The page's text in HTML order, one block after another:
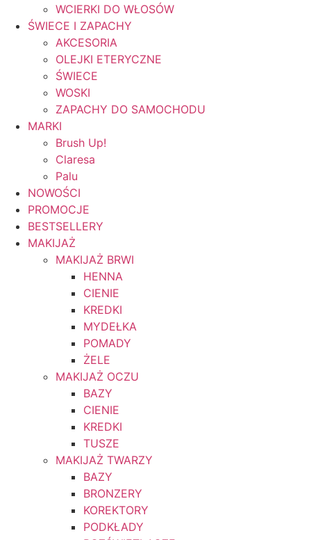
WCIERKI DO WŁOSÓW
ŚWIECE I ZAPACHY
AKCESORIA
OLEJKI ETERYCZNE
ŚWIECE
WOSKI
ZAPACHY DO SAMOCHODU
MARKI
Brush Up!
Claresa
Palu
NOWOŚCI
PROMOCJE
BESTSELLERY
MAKIJAŻ
MAKIJAŻ BRWI
HENNA
CIENIE
KREDKI
MYDEŁKA
POMADY
ŻELE
MAKIJAŻ OCZU
BAZY
CIENIE
KREDKI
TUSZE
MAKIJAŻ TWARZY
BAZY
BRONZERY
KOREKTORY
PODKŁADY